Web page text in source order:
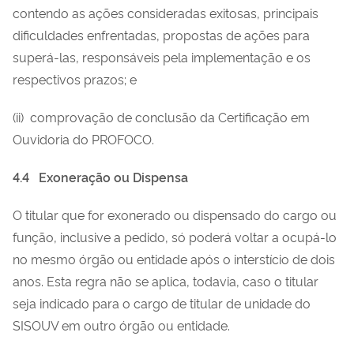
contendo as ações consideradas exitosas, principais
dificuldades enfrentadas, propostas de ações para
superá-las, responsáveis pela implementação e os
respectivos prazos; e
(ii) comprovação de conclusão da Certificação em
Ouvidoria do PROFOCO.
4.4 Exoneração ou Dispensa
O titular que for exonerado ou dispensado do cargo ou
função, inclusive a pedido, só poderá voltar a ocupá-lo
no mesmo órgão ou entidade após o interstício de dois
anos. Esta regra não se aplica, todavia, caso o titular
seja indicado para o cargo de titular de unidade do
SISOUV em outro órgão ou entidade.